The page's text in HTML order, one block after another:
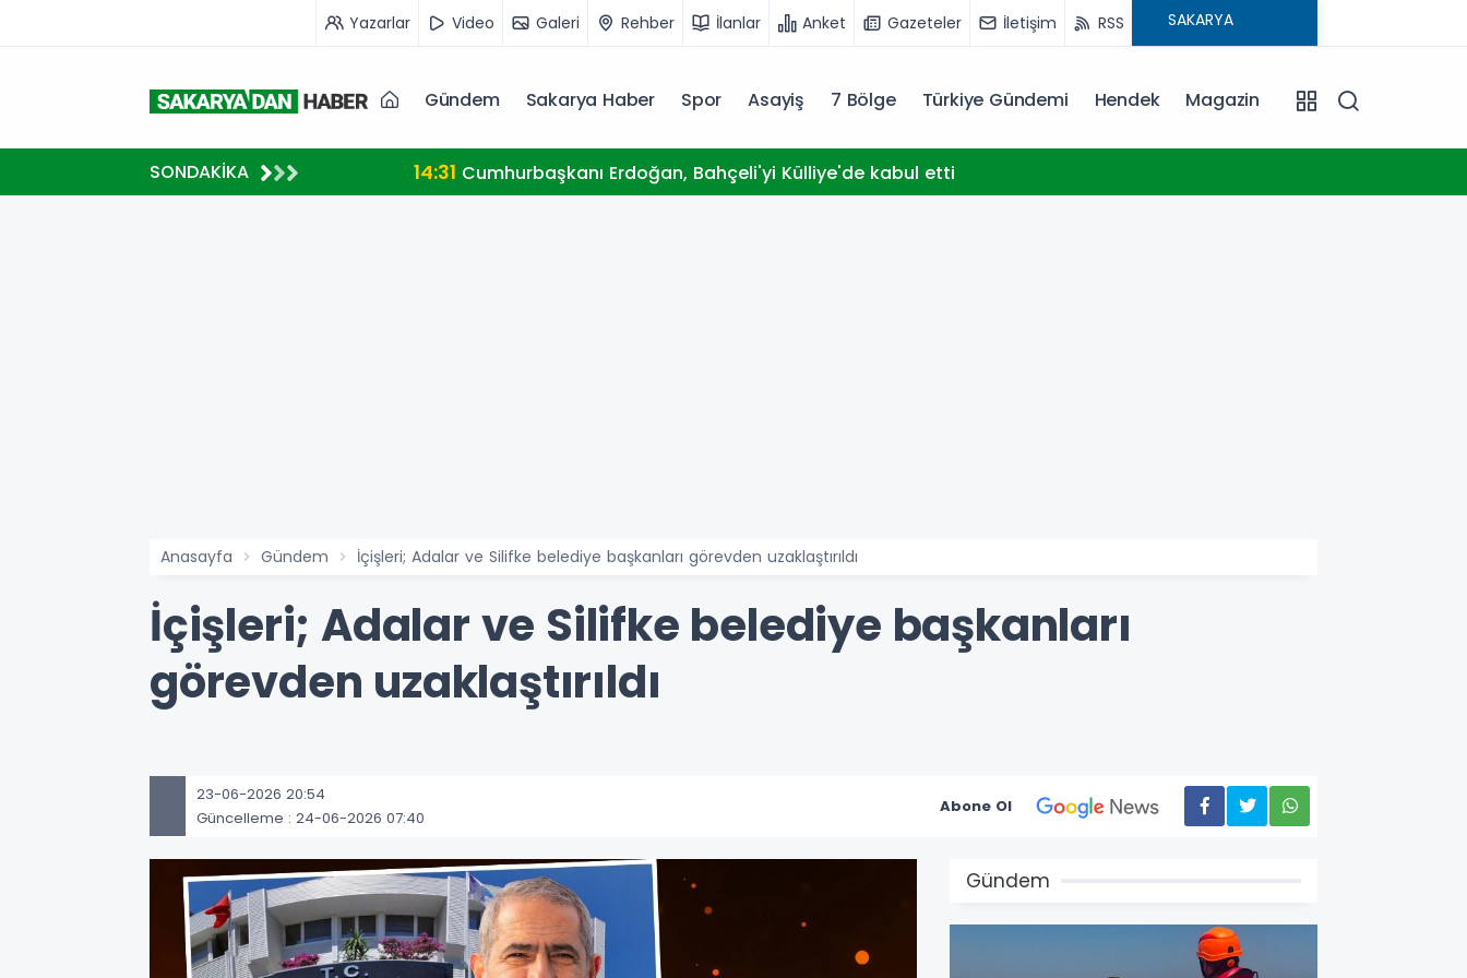
Yazarlar Video Galeri Rehber İlanlar Anket Gazeteler İletişim RSS
Gündem Sakarya Haber Spor Asayiş 7 Bölge Türkiye Gündemi Hendek Magazin
SONDAKİKA Cumhurbaşkanı Erdoğan, Bahçeli'yi Külliye'de kabul etti
Anasayfa Gündem İçişleri; Adalar ve Silifke belediye başkanları görevden uzaklaştırıldı
İçişleri; Adalar ve Silifke belediye başkanları
görevden uzaklaştırıldı
23-06-2026 20:54
Güncelleme : 24-06-2026 07:40
Abone Ol
Gündem